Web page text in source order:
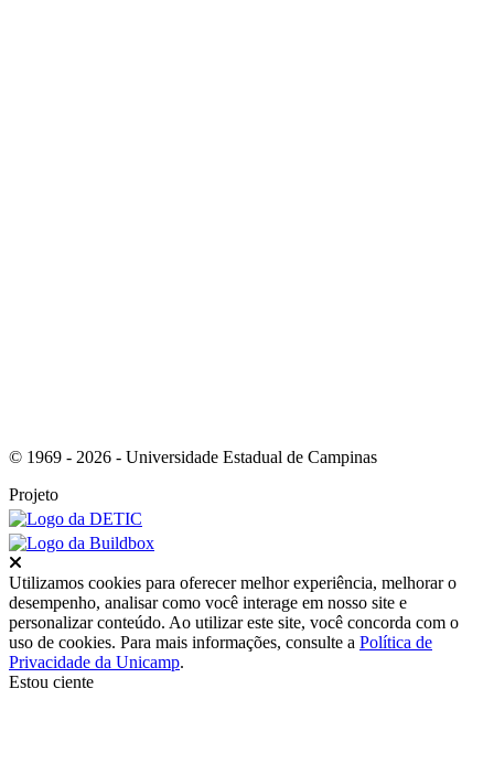
© 1969 - 2026 - Universidade Estadual de Campinas
Projeto
Utilizamos cookies para oferecer melhor experiência, melhorar o
desempenho, analisar como você interage em nosso site e
personalizar conteúdo. Ao utilizar este site, você concorda com o
uso de cookies. Para mais informações, consulte a Política de
Privacidade da Unicamp.
Estou ciente